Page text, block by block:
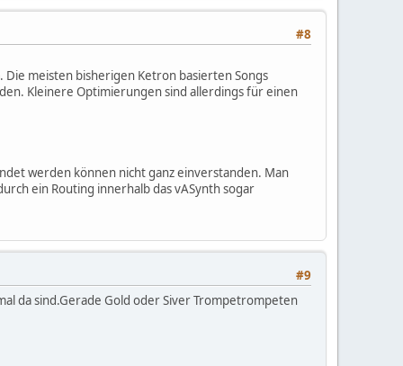
#8
. Die meisten bisherigen Ketron basierten Songs
Kleinere Optimierungen sind allerdings für einen
werden können nicht ganz einverstanden. Man
ein Routing innerhalb das vASynth sogar
#9
da sind.Gerade Gold oder Siver Trompetrompeten